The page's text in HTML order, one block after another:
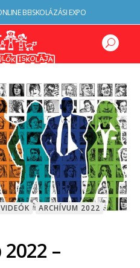
BEISKOLÁZÁSI EXPO
ARCHÍVUM 2022
–